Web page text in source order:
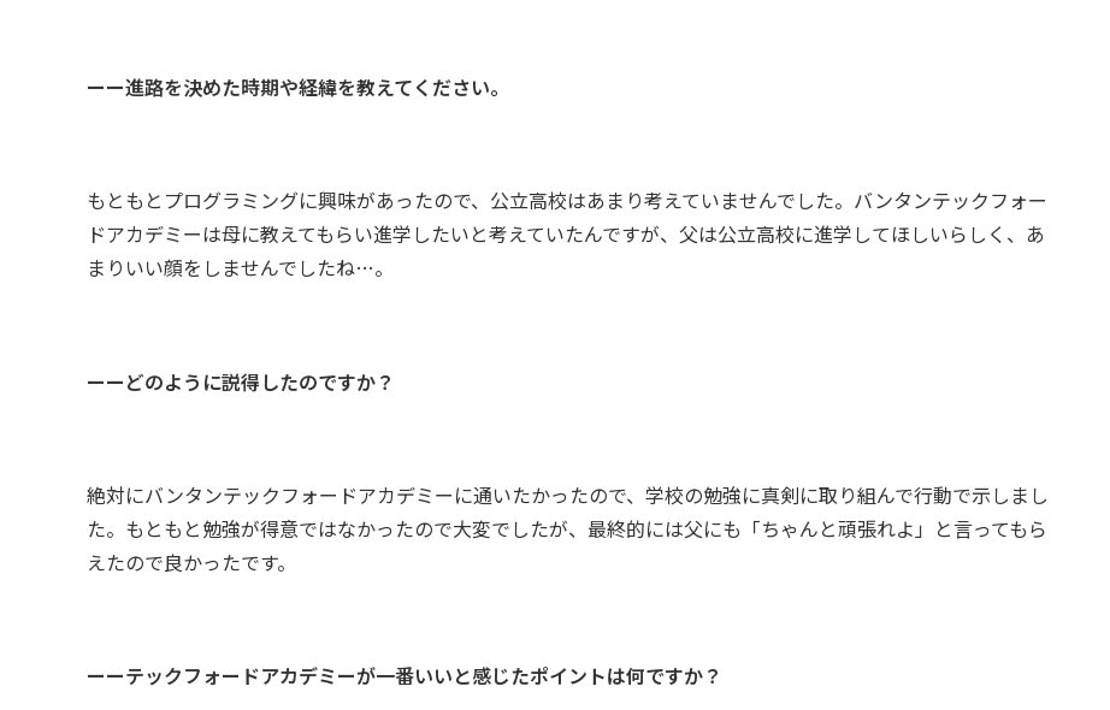
ーー進路を決めた時期や経緯を教えてください。
もともとプログラミングに興味があったので、公立高校はあまり考えていませんでした。バンタンテックフォー
ドアカデミーは母に教えてもらい進学したいと考えていたんですが、父は公立高校に進学してほしいらしく、あ
まりいい顔をしませんでしたね…。
ーーどのように説得したのですか？
絶対にバンタンテックフォードアカデミーに通いたかったので、学校の勉強に真剣に取り組んで行動で示しまし
た。もともと勉強が得意ではなかったので大変でしたが、最終的には父にも「ちゃんと頑張れよ」と言ってもら
えたので良かったです。
ーーテックフォードアカデミーが一番いいと感じたポイントは何ですか？